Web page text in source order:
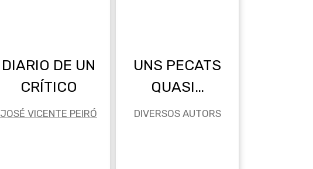
DIARIO DE UN
CRÍTICO
JOSÉ VICENTE PEIRÓ
UNS PECATS
QUASI…
DIVERSOS AUTORS